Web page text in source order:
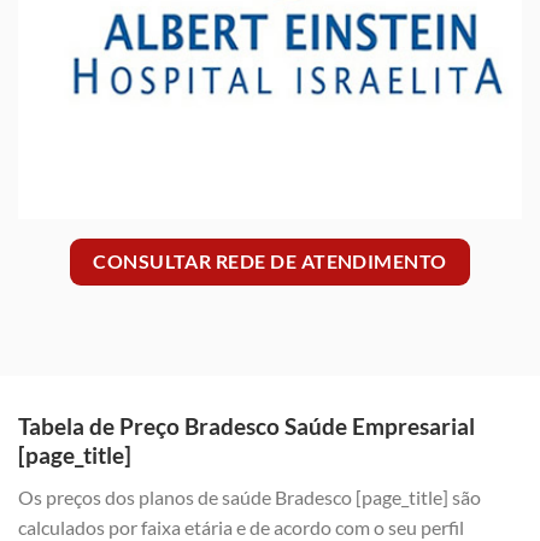
CONSULTAR REDE DE ATENDIMENTO
Tabela de Preço Bradesco Saúde Empresarial
[page_title]
Os preços dos planos de saúde Bradesco [page_title] são
calculados por faixa etária e de acordo com o seu perfil